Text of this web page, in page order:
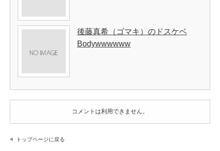
後藤真希（ゴマキ）のドスケベ
Bodywwwwww
コメントは利用できません。
トップページに戻る